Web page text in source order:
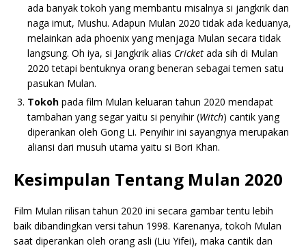
ada banyak tokoh yang membantu misalnya si jangkrik dan
naga imut, Mushu. Adapun Mulan 2020 tidak ada keduanya,
melainkan ada phoenix yang menjaga Mulan secara tidak
langsung. Oh iya, si Jangkrik alias Cricket ada sih di Mulan
2020 tetapi bentuknya orang beneran sebagai temen satu
pasukan Mulan.
Tokoh pada film Mulan keluaran tahun 2020 mendapat
tambahan yang segar yaitu si penyihir (Witch) cantik yang
diperankan oleh Gong Li. Penyihir ini sayangnya merupakan
aliansi dari musuh utama yaitu si Bori Khan.
Kesimpulan Tentang Mulan 2020
Film Mulan rilisan tahun 2020 ini secara gambar tentu lebih
baik dibandingkan versi tahun 1998. Karenanya, tokoh Mulan
saat diperankan oleh orang asli (Liu Yifei), maka cantik dan